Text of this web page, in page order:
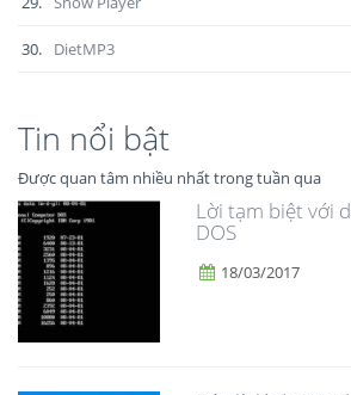
30. DietMP3
Tin nổi bật
Được quan tâm nhiều nhất trong tuần qua
Lời tạm biệt với
DOS
18/03/2017